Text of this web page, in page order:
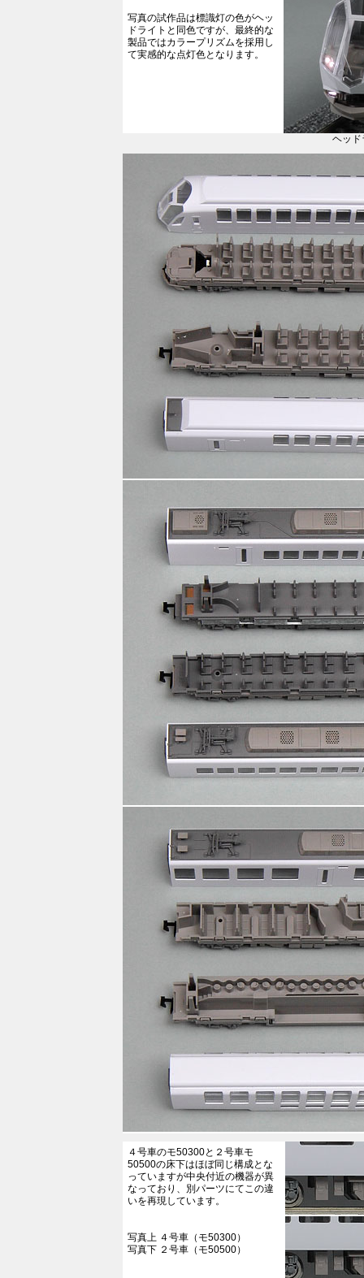
写真の試作品は標識灯の色がヘッ
ドライトと同色ですが、最終的な
製品ではカラープリズムを採用し
て実感的な点灯色となります。
ヘッド
４号車のモ50300と２号車モ
50500の床下はほぼ同じ構成とな
っていますが中央付近の機器が異
なっており、別パーツにてこの違
いを再現しています。
写真上 ４号車（モ50300）
写真下 ２号車（モ50500）